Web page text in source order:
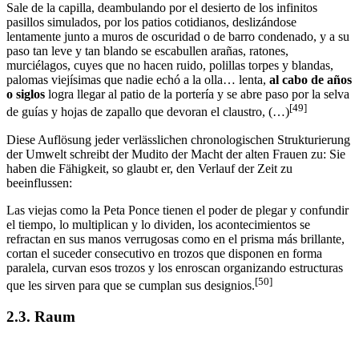
Sale de la capilla, deambulando por el desierto de los infinitos
pasillos simulados, por los patios cotidianos, deslizándose
lentamente junto a muros de oscuridad o de barro condenado, y a su
paso tan leve y tan blando se escabullen arañas, ratones,
murciélagos, cuyes que no hacen ruido, polillas torpes y blandas,
palomas viejísimas que nadie echó a la olla… lenta, al cabo de años
o siglos logra llegar al patio de la portería y se abre paso por la selva
de guías y hojas de zapallo que devoran el claustro, (…)[49]
Diese Auflösung jeder verlässlichen chronologischen Strukturierung
der Umwelt schreibt der Mudito der Macht der alten Frauen zu: Sie
haben die Fähigkeit, so glaubt er, den Verlauf der Zeit zu
beeinflussen:
Las viejas como la Peta Ponce tienen el poder de plegar y confundir
el tiempo, lo multiplican y lo dividen, los acontecimientos se
refractan en sus manos verrugosas como en el prisma más brillante,
cortan el suceder consecutivo en trozos que disponen en forma
paralela, curvan esos trozos y los enroscan organizando estructuras
que les sirven para que se cumplan sus designios.[50]
2.3. Raum